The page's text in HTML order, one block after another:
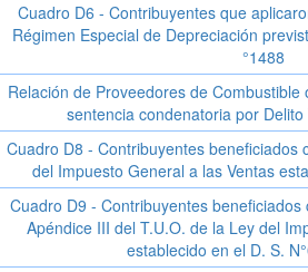
Cuadro D6 - Contribuyentes que
Régimen Especial de Depreciación
°1488
Relación de Proveedores de
sentencia condenatoria por
Cuadro D8 - Contribuyentes beneficiados
del Impuesto General a las Ventas
Cuadro D9 - Contribuyentes
Apéndice III del T.U.O. de la Ley del
establecido en el D. S.